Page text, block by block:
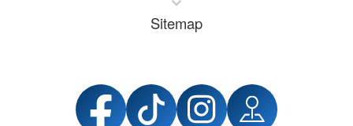
Sitemap